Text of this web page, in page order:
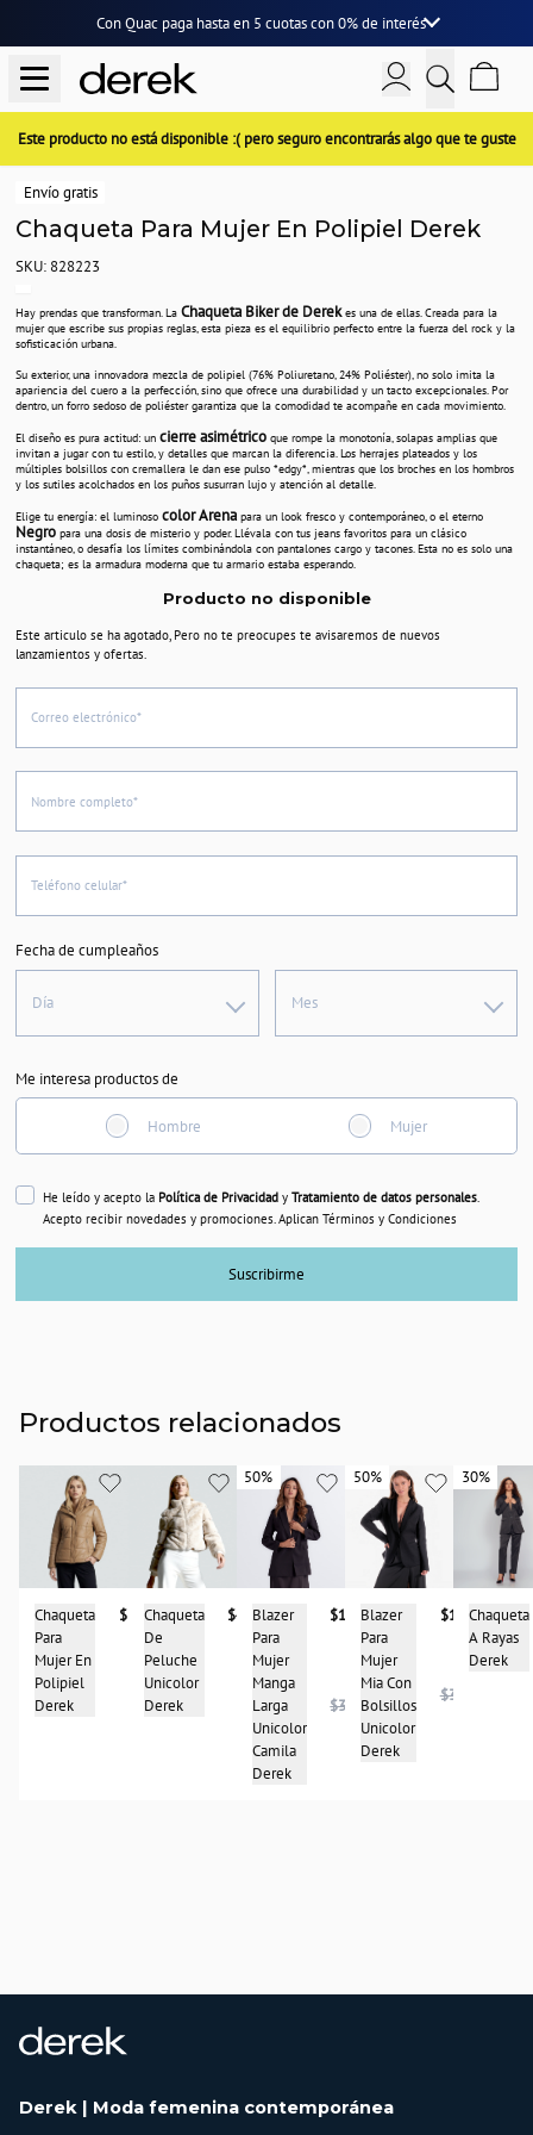
Con Quac paga hasta en 5 cuotascon0% de interés
Este producto no está disponible :( pero seguro encontrarás algo que te guste
Envío gratis
Chaqueta Para Mujer En Polipiel Derek
SKU: 828223
Hay prendas que transforman. La Chaqueta Biker de Derekes una de ellas. Creada para la
mujer que escribe sus propias reglas, esta pieza es el equilibrio perfecto entre la fuerza del rock y la
sofisticación urbana.
Su exterior, una innovadora mezcla de polipiel (76% Poliuretano, 24% Poliéster), no solo imita la
apariencia del cuero a la perfección, sino que ofrece una durabilidad y un tacto excepcionales. Por
dentro, un forro sedoso de poliéster garantiza que la comodidad te acompañe en cada movimiento.
El diseño es pura actitud: un cierre asimétrico que rompe la monotonía, solapas amplias que
invitan a jugar con tu estilo, y detalles que marcan la diferencia. Los herrajes plateados y los
múltiples bolsillos con cremallera le dan ese pulso *edgy*, mientras que los broches en los hombros
y los sutiles acolchados en los puños susurran lujo y atención al detalle.
Elige tu energía: el luminoso color Arena para un look fresco y contemporáneo, o el eterno
Negro para una dosis de misterio y poder. Llévala con tus jeans favoritos para un clásico
instantáneo, o desafía los límites combinándola con pantalones cargo y tacones. Esta no es solo una
chaqueta; es la armadura moderna que tu armario estaba esperando.
Producto no disponible
Este articulo se ha agotado, Pero no te preocupes te avisaremos de nuevos
lanzamientos y ofertas.
Correo electrónico*
Nombre completo*
Teléfono celular*
Fecha de cumpleaños
Día Mes
Me interesa productos de
Hombre Mujer
He leído y acepto la Política de Privacidady Tratamiento de datos personales.
Acepto recibir novedades y promociones. Aplican Términos y Condiciones
Suscribirme
Productos relacionados
Chaqueta
Para
Mujer En
Polipiel
Derek
$387.950
Chaqueta
De
Peluche
Unicolor
Derek
$476.900
50%
50%
Blazer
Para
Mujer
Manga
Larga
Unicolor
Camila
Derek
$193.950
$386.950
50%
50%
Blazer
Para
Mujer
Mia Con
Bolsillos
Unicolor
Derek
$168.950
$337.950
30%
30%
Chaqueta
A Rayas
Derek
Derek | Moda femenina contemporánea